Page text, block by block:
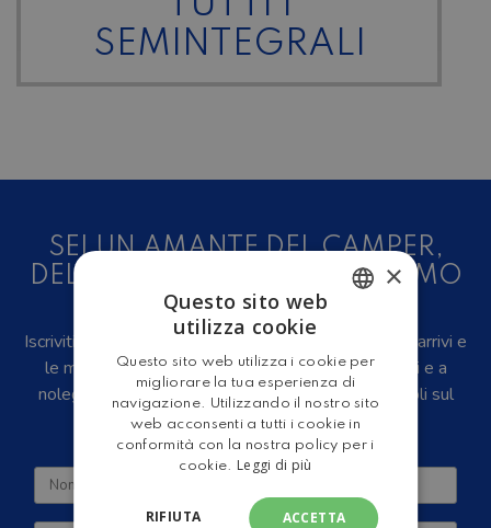
SEMINTEGRALI
SEI UN AMANTE DEL CAMPER,
DELLE CARAVAN E DEL TURISMO
ALL'ARIA APERTA?
Iscriviti alla newsletter, riceverai in anteprima i nuovi arrivi e
le migliori offerte su camper e caravan nuovi, usati e a
noleggio, eventi, video recensioni, iniziative e articoli sul
mondo del turismo outdoor.
ENGLISH
×
Questo sito web
utilizza cookie
Questo sito web utilizza i cookie per
migliorare la tua esperienza di
navigazione. Utilizzando il nostro sito
web acconsenti a tutti i cookie in
conformità con la nostra policy per i
cookie. Leggi di più
ACCETTA
RIFIUTA